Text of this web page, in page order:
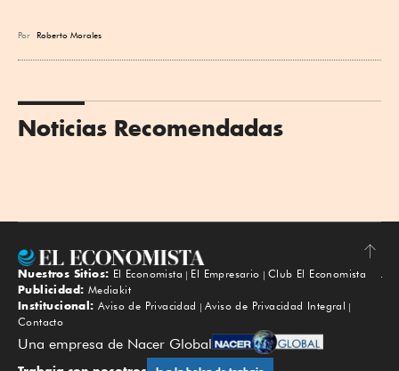
Por Roberto Morales
Noticias Recomendadas
Subir
Nuestros Sitios: El Economista El Empresario
Club El Economista
Publicidad: Mediakit
Institucional: Aviso de Privacidad
Aviso de Privacidad Integral
Contacto
Una empresa de Nacer Global